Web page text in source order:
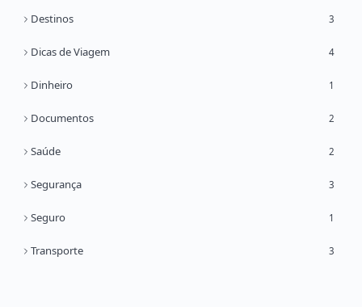
Destinos 3
Dicas de Viagem 4
Dinheiro 1
Documentos 2
Saúde 2
Segurança 3
Seguro 1
Transporte 3